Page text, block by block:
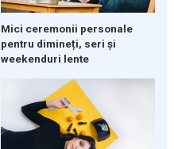
Mici ceremonii personale
pentru dimineți, seri și
weekenduri lente